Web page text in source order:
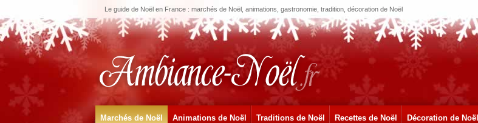
Le guide de Noël en France : marchés de Noël, animations, gastronomie, tradition, décoration de Noël
Marchés de Noël Animations de Noël Traditions de Noël Recettes de Noël Décoration de Noël